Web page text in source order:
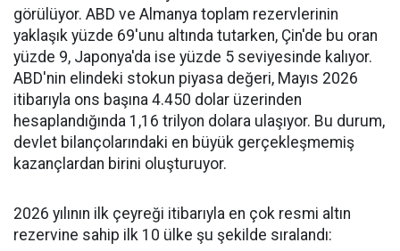
görülüyor. ABD ve Almanya toplam rezervlerinin
yaklaşık yüzde 69'unu altında tutarken, Çin'de bu oran
yüzde 9, Japonya'da ise yüzde 5 seviyesinde kalıyor.
ABD'nin elindeki stokun piyasa değeri, Mayıs 2026
itibarıyla ons başına 4.450 dolar üzerinden
hesaplandığında 1,16 trilyon dolara ulaşıyor. Bu durum,
devlet bilançolarındaki en büyük gerçekleşmemiş
kazançlardan birini oluşturuyor.
2026 yılının ilk çeyreği itibarıyla en çok resmi altın
rezervine sahip ilk 10 ülke şu şekilde sıralandı: